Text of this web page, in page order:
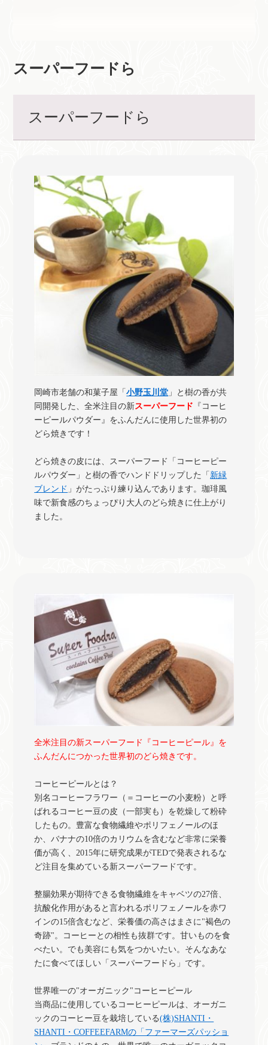
スーパーフードら
スーパーフードら
岡崎市老舗の和菓子屋「小野玉川堂 」と樹の香が共
同開発した、全米注目の新スーパーフード 『コーヒ
ーピールパウダー』をふんだんに使用した世界初の
どら焼きです！
どら焼きの皮には、スーパーフード「コーヒーピー
ルパウダー」と樹の香でハンドドリップした「 新緑
ブレンド 」がたっぷり練り込んであります。珈琲風
味で新食感のちょっぴり大人のどら焼きに仕上がり
ました。
全米注目の新スーパーフード『コーヒーピール』を
ふんだんにつかった世界初のどら焼きです。
コーヒーピールとは？
別名コーヒーフラワー（＝コーヒーの小麦粉）と呼
ばれるコーヒー豆の皮（一部実も）を乾燥して粉砕
したもの。豊富な食物繊維やポリフェノールのほ
か、バナナの10倍のカリウムを含むなど非常に栄養
価が高く、2015年に研究成果がTEDで発表されるな
ど注目を集めている新スーパーフードです。
整腸効果が期待できる食物繊維をキャベツの27倍、
抗酸化作用があると言われるポリフェノールを赤ワ
インの15倍含むなど、栄養価の高さはまさに"褐色の
奇跡"。コーヒーとの相性も抜群です。甘いものを食
べたい。でも美容にも気をつかいたい。そんなあな
たに食べてほしい「スーパーフードら」です。
世界唯一の"オーガニック"コーヒーピール
当商品に使用しているコーヒーピールは、オーガニ
ックのコーヒー豆を栽培している(株)SHANTI・
SHANTI・COFFEEFARMの「ファーマーズパッショ